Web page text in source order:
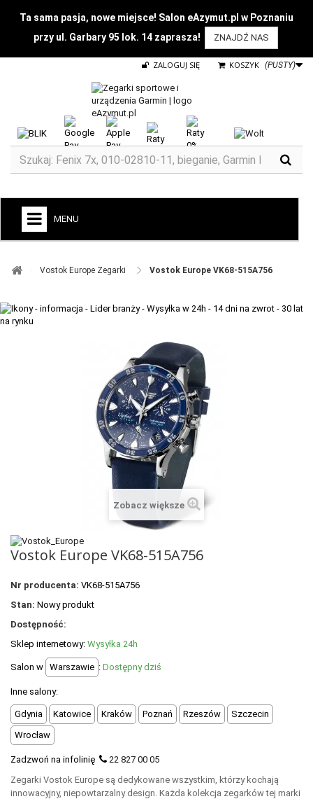
Ta sama pasja, nowe miejsce! Salon eAzymut.pl w Poznaniu
przy ul. Garbary 95 lok. 14 zaprasza!
ZNAJDŹ NAS
KOSZYK (PUSTY)
ZALOGUJ SIĘ
MENU
ZEGARKI DLA DZIECI GARMIN
VOSTOK EUROPE ZEGARKI
WENGER ZEGARKI
ORIENT ZEGARKI
OBAKU DENMARK ZEGARKI
PROMOCJE
OUTLET
WYPRZEDAŻ
Vostok Europe Zegarki ​ Vostok Europe VK68-515A756
Zobacz większe
Vostok Europe VK68-515A756
Nr producenta: VK68-515A756
Stan: Nowy produkt
Dostępność:
Sklep internetowy: Wysyłka 24h
Salon w Warszawie : Dostępny dziś
Inne salony:
Gdynia Katowice Kraków Poznań Rzeszów
Szczecin
Wrocław
Zadzwoń na infolinię
22 827 00 05
Zegarki Vostok Europe są dedykowane wszystkim, którzy kochają
innowacyjny, niepowtarzalny design. Każda kolekcja zegarków tej marki